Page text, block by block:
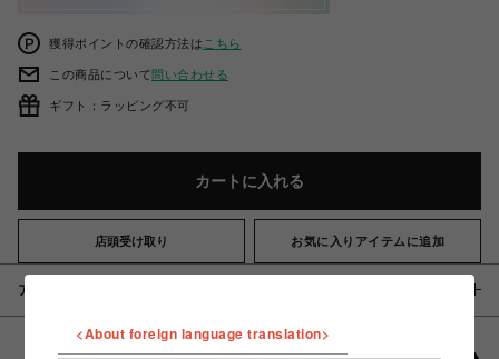
獲得ポイントの確認方法は こちら
この商品について問い合わせる
ギフト：ラッピング不可
カートに入れる
店頭受け取り お気に入りアイテムに追加
アイテム説明 / 素材
<About foreign language translation>